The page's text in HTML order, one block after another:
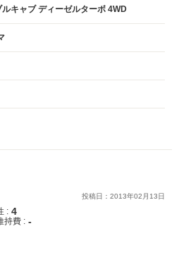
キャブ ディーゼルターボ 4WD
投稿日： 2013年02 月 13日
: 4
持費 : -